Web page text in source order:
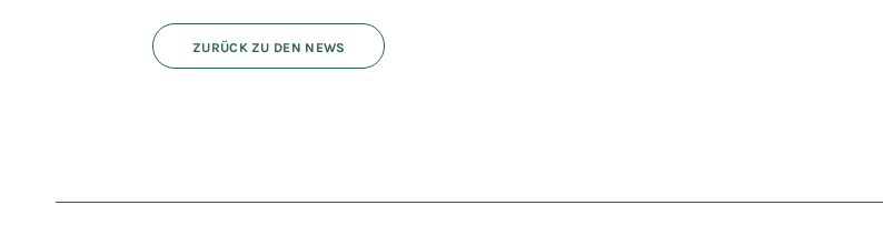
ZURÜCK ZU DEN NEWS